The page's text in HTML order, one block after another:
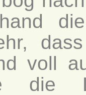
voll
die